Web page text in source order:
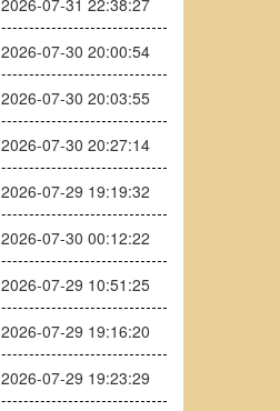
2026-07-31 22:38:27
2026-07-30 20:00:54
2026-07-30 20:03:55
2026-07-30 20:27:14
2026-07-29 19:19:32
2026-07-30 00:12:22
2026-07-29 10:51:25
2026-07-29 19:16:20
2026-07-29 19:23:29